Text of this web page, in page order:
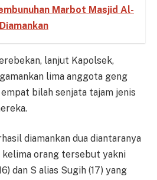
Marbot Masjid Al-
lanjut Kapolsek,
lima anggota geng
bilah senjata tajam jenis
diamankan dua diantaranya
kelima orang tersebut yakni
dan S alias Sugih (17) yang